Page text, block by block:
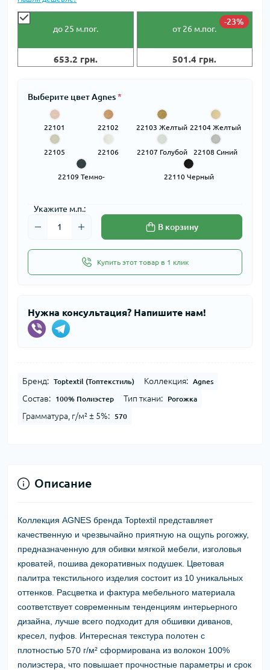
до 25 м.пог.
653.2 грн.
-23%
от 26 м.пог.
501.4 грн.
Выберите цвет Agnes*
22101
Розовый
22102
Оранжевый
22103 Желтый 22104 Желтый
22105
22106
22107 Голубой 22108 Синий
22109 Темно-
22110 Черный
Укажите м.п.:
В корзину
Купить этот товар в 1 клик
Нужна консультация? Напишите нам!
Бренд: Toptextil (Топтекстиль) Коллекция: Agnes
Состав: 100% Полиэстер Тип ткани: Рогожка
Грамматура, г/м² ± 5%: 570
Описание
Коллекция AGNES бренда Toptextil представляет
качественную и чрезвычайно приятную на ощупь рогожку,
предназначенную для обивки мягкой мебели, изголовья
кроватей, пошива декоративных подушек. Цветовая
палитра текстильного изделия состоит из 10 уникальных
оттенков. Расцветка и фактура мебельного материала
соответствует современным тенденциям интерьерного
дизайна, лучше всего подходит для обшивки диванов,
кресел, пуфов. Интересная текстура полотен с
плотностью 570 г/м² сформирована из волокон 100%
полиэстера, что повышает прочностные параметры и срок